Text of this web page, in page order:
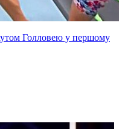
Голловею у першому